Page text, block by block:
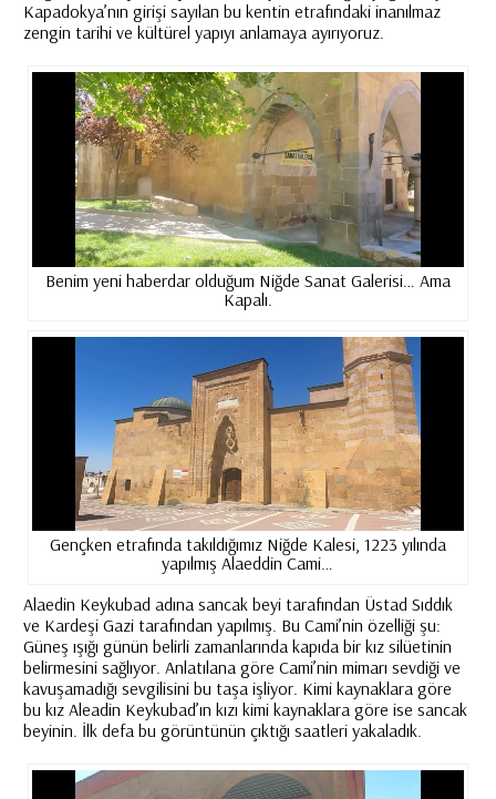
Kapadokya’nın girişi sayılan bu kentin etrafındaki inanılmaz
zengin tarihi ve kültürel yapıyı anlamaya ayırıyoruz.
Benim yeni haberdar olduğum Niğde Sanat Galerisi… Ama
Kapalı.
Gençken etrafında takıldığımız Niğde Kalesi, 1223 yılında
yapılmış Alaeddin Cami…
Alaedin Keykubad adına sancak beyi tarafından Üstad Sıddık
ve Kardeşi Gazi tarafından yapılmış. Bu Cami’nin özelliği şu:
Güneş ışığı günün belirli zamanlarında kapıda bir kız silüetinin
belirmesini sağlıyor. Anlatılana göre Cami’nin mimarı sevdiği ve
kavuşamadığı sevgilisini bu taşa işliyor. Kimi kaynaklara göre
bu kız Aleadin Keykubad’ın kızı kimi kaynaklara göre ise sancak
beyinin. İlk defa bu görüntünün çıktığı saatleri yakaladık.